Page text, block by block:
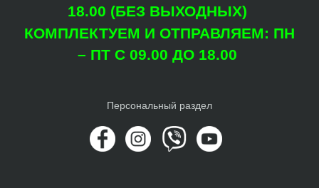
18.00 (БЕЗ ВЫХОДНЫХ)
КОМПЛЕКТУЕМ И ОТПРАВЛЯЕМ: ПН
– ПТ С 09.00 ДО 18.00
Персональный раздел